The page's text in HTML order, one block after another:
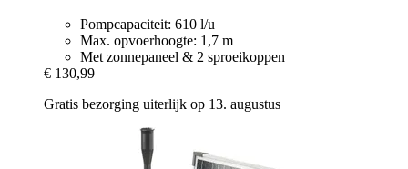
Pompcapaciteit: 610 l/u
Max. opvoerhoogte: 1,7 m
Met zonnepaneel & 2 sproeikoppen
€ 130,99
Gratis bezorging uiterlijk op 13. augustus